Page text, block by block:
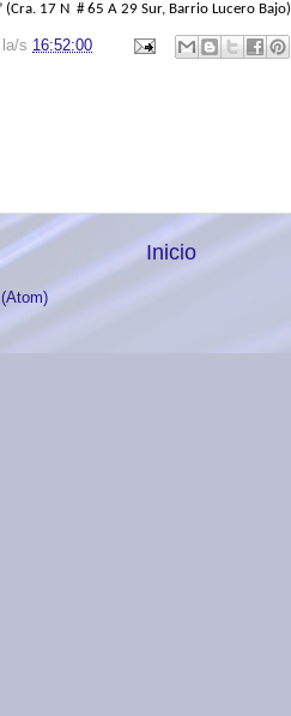
(Cra. 17 N # 65 A 29 Sur, Barrio Lucero Bajo)
s 16:52:00
Inicio